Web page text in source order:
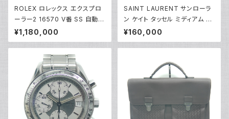
ROLEX ロレックス エクスプロ
ーラー2 16570 V番 SS 自動巻
き 黒文字盤 Y02527
¥1,180,000
SAINT LAURENT サンローラ
ン ケイト タッセル ミディアム シ
ョルダーバッグ クロコ型押し グ
レー 354119 Y04007
¥160,000